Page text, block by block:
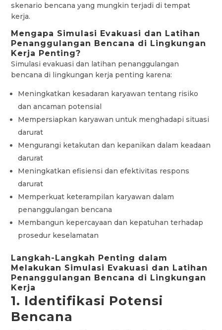
skenario bencana yang mungkin terjadi di tempat
kerja.
Mengapa Simulasi Evakuasi dan Latihan
Penanggulangan Bencana di Lingkungan
Kerja Penting?
Simulasi evakuasi dan latihan penanggulangan
bencana di lingkungan kerja penting karena:
Meningkatkan kesadaran karyawan tentang risiko
dan ancaman potensial
Mempersiapkan karyawan untuk menghadapi situasi
darurat
Mengurangi ketakutan dan kepanikan dalam keadaan
darurat
Meningkatkan efisiensi dan efektivitas respons
darurat
Memperkuat keterampilan karyawan dalam
penanggulangan bencana
Membangun kepercayaan dan kepatuhan terhadap
prosedur keselamatan
Langkah-Langkah Penting dalam
Melakukan Simulasi Evakuasi dan Latihan
Penanggulangan Bencana di Lingkungan
Kerja
1. Identifikasi Potensi
Bencana